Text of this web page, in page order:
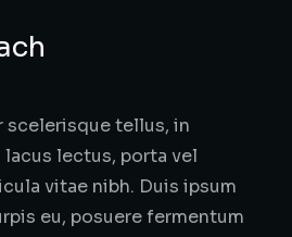
tellus, in
lectus, porta vel
vitae nibh. Duis ipsum
eu, posuere fermentum